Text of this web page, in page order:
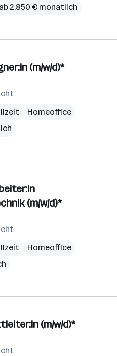
ab 2.850 € monatlich
(m/w/d)*
Homeoffice
(m/w/d)*
Homeoffice
(m/w/d)*